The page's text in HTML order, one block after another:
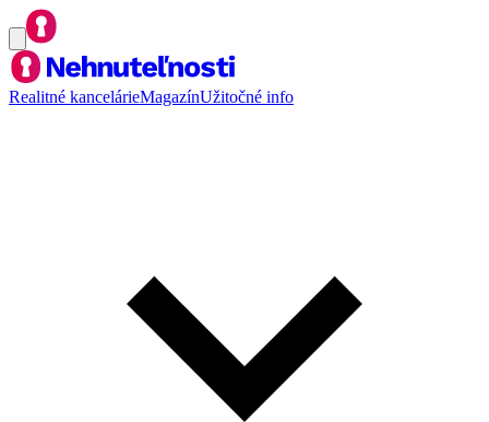
Realitné kancelárieMagazínUžitočné info